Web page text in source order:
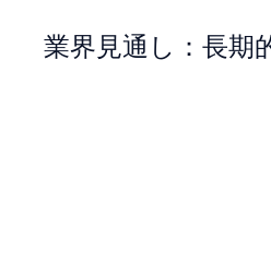
業界見通し：長期